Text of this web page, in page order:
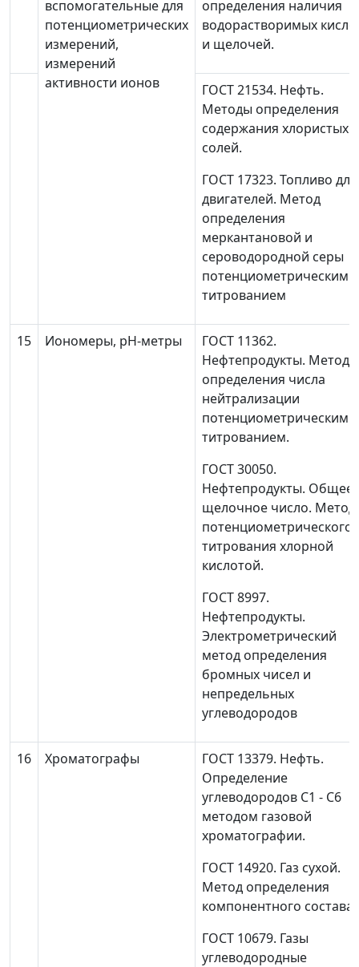
вспомогательные для
потенциометрических
измерений,
измерений
активности ионов
определения наличия
водорастворимых
и щелочей.
ГОСТ 21534. Нефть.
Методы определения
содержания хлористых
солей.
ГОСТ 17323. Топливо для
двигателей. Метод
определения
меркантановой и
сероводородной серы
потенциометрическим
титрованием
15 Иономеры, pH-метры
ГОСТ 11362.
Нефтепродукты. Метод
определения числа
нейтрализации
потенциометрическим
титрованием.
ГОСТ 30050.
Нефтепродукты. Общее
щелочное число. Метод
потенциометрического
титрования хлорной
кислотой.
ГОСТ 8997.
Нефтепродукты.
Электрометрический
метод определения
бромных чисел и
непредельных
углеводородов
16 Хроматографы
ГОСТ 13379. Нефть.
Определение
углеводородов C1 - C6
методом газовой
хроматографии.
ГОСТ 14920. Газ сухой.
Метод определения
компонентного состава.
ГОСТ 10679. Газы
углеводородные